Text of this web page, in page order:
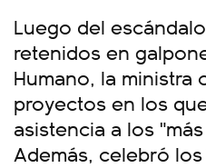
Luego del
retenidos en
Humano, la ministra
proyectos en los
asistencia a los
Además, celebró